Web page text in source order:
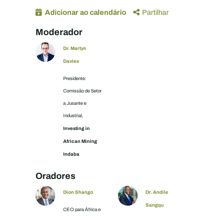
Adicionar ao calendário Partilhar
Moderador
Dr. Martyn
Davies
Presidente:
Comissão de Setor
a Jusante e
Industrial,
Investing in
African Mining
Indaba
Oradores
Dion Shango
CEO para África e
Dr. Andile
Sangqu